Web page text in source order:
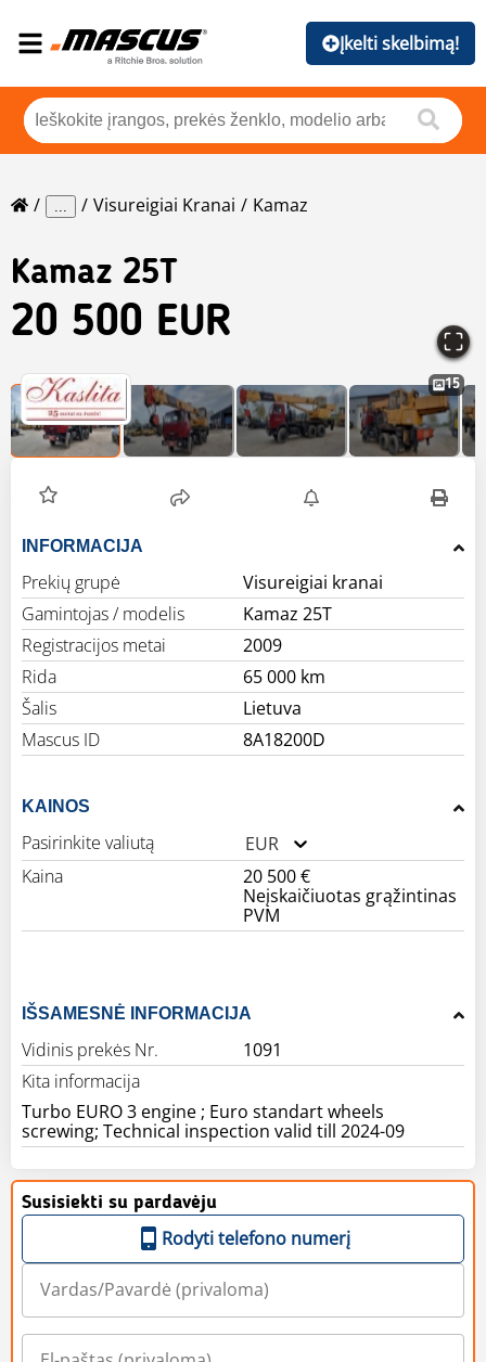
Įkelti skelbimą!
... Visureigiai Kranai Kamaz
Kamaz 25T
20 500 EUR
15
INFORMACIJA
Prekių grupė
Visureigiai kranai
Gamintojas / modelis
Kamaz 25T
Registracijos metai
2009
Rida
65 000 km
Šalis
Lietuva
Mascus ID
8A18200D
KAINOS
Pasirinkite valiutą
EUR
Kaina
20 500 €
Neįskaičiuotas grąžintinas
PVM
IŠSAMESNĖ INFORMACIJA
Vidinis prekės Nr.
1091
Kita informacija
Turbo EURO 3 engine ; Euro standart wheels
screwing; Technical inspection valid till 2024-09
Susisiekti su pardavėju
Rodyti telefono numerį